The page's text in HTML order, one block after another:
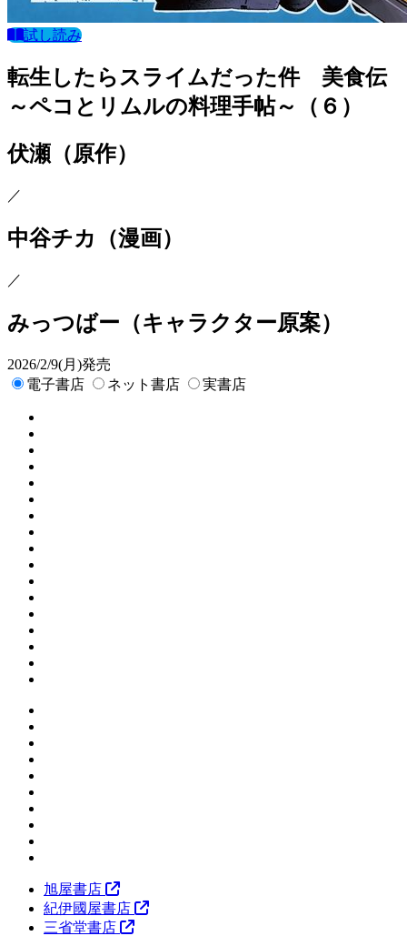
試し読み
転生したらスライムだった件 美食伝
～ペコとリムルの料理手帖～（６）
伏瀬 （原作）
／
中谷チカ （漫画）
／
みっつばー （キャラクター原案）
2026/2/9(月)発売
電子書店
ネット書店 実書店
旭屋書店
紀伊國屋書店
三省堂書店